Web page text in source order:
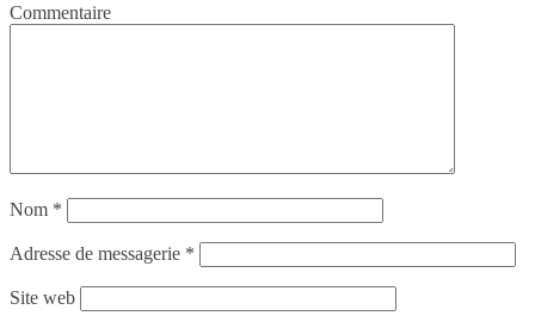
Commentaire
Nom *
Adresse de messagerie *
Site web